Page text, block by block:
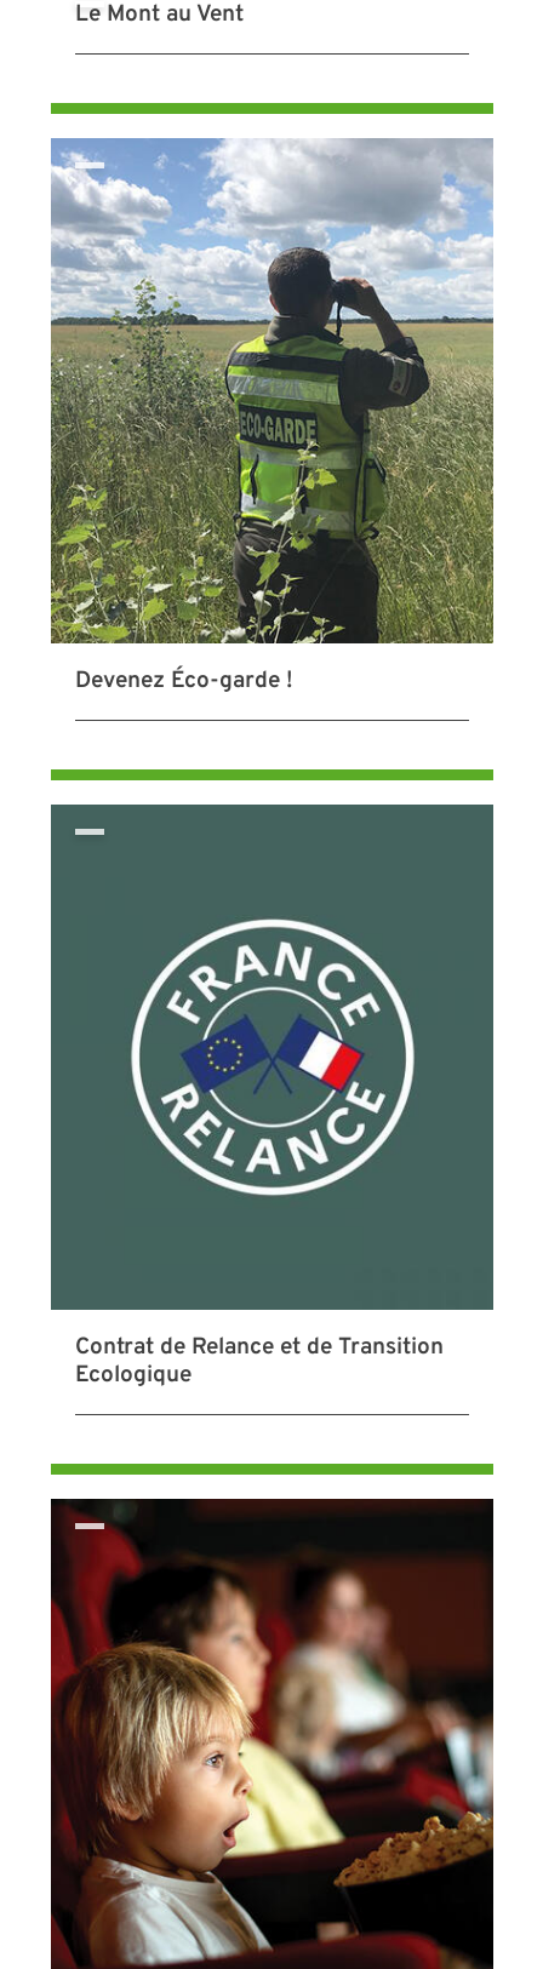
Le Mont au Vent
Devenez Éco-garde !
Contrat de Relance et de Transition
Ecologique